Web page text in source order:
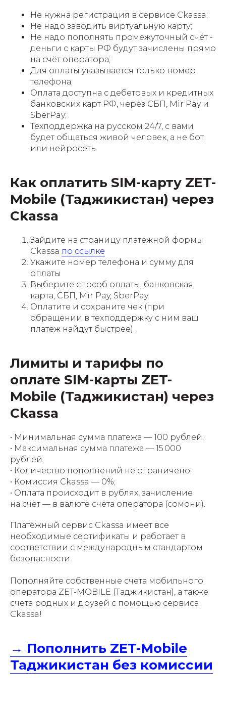
Не нужна регистрация в сервисе Ckassa;
Не надо заводить виртуальную карту;
Не надо пополнять промежуточный счёт -
деньги с карты РФ будут зачислены прямо
на счёт оператора;
Для оплаты указывается только номер
телефона;
Оплата доступна с дебетовых и кредитных
банковских карт РФ, через СБП, Mir Pay и
SberPay;
Техподдержка на русском 24/7, с вами
будет общаться живой человек, а не бот
или нейросеть.
Как оплатить SIM-карту ZET-
Mobile (Таджикистан) через
Ckassa
Зайдите на страницу платёжной формы
Ckassa по ссылке
Укажите номер телефона и сумму для
оплаты
Выберите способ оплаты: банковская
карта, СБП, Mir Pay, SberPay
Оплатите и сохраните чек (при
обращении в техподдержку с ним ваш
платёж найдут быстрее).
Лимиты и тарифы по
оплате SIM-карты ZET-
Mobile (Таджикистан) через
Ckassa
• Минимальная сумма платежа — 100 рублей;
• Максимальная сумма платежа — 15 000
рублей;
• Количество пополнений не ограничено;
• Комиссия Ckassa — 0%;
• Оплата происходит в рублях, зачисление
на счёт — в валюте счёта оператора (сомони).
Платёжный сервис Ckassa имеет все
необходимые сертификаты и работает в
соответствии с международным стандартом
безопасности.
Пополняйте собственные счета мобильного
оператора ZET-MOBILE (Таджикистан), а также
счета родных и друзей с помощью сервиса
Ckassa!
→ Пополнить ZET-Mobile
Таджикистан без комиссии